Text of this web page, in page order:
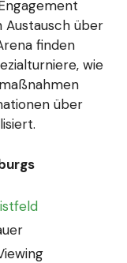
über
finden
wie
über